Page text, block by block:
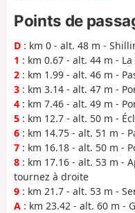
Points de
D : km 0 - alt. 48 m -
1 : km 0.67 - alt. 44 m -
2 : km 1.99 - alt. 46 m -
3 : km 3.14 - alt. 47 m -
4 : km 7.46 - alt. 49 m -
5 : km 12.7 - alt. 50 m -
6 : km 14.75 - alt. 51 m -
7 : km 16.18 - alt. 50 m -
8 : km 17.16 - alt. 53 m -
tournez à droite
9 : km 21.7 - alt. 53 m -
A : km 23.42 - alt. 60 m -